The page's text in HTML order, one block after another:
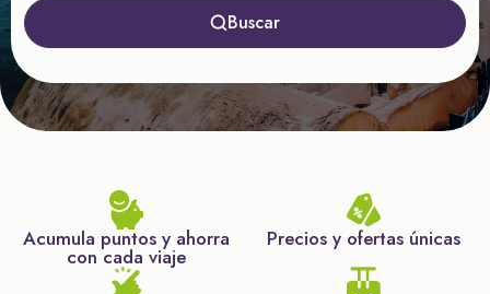
Buscar
Acumula puntos y ahorra
con cada viaje
Precios y ofertas únicas